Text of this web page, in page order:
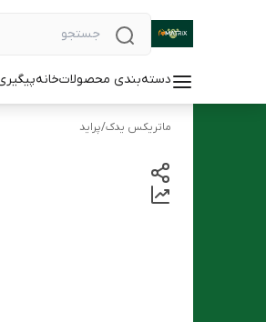
دسته‌بندی محصولاتخانه
ماتریکس یدک/پراید